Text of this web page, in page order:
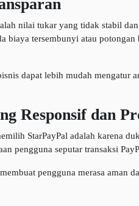
nilai tukar yang tidak stabil
biaya tersembunyi atau
dapat lebih mudah
Responsif dan
StarPayPal adalah karena
pengguna seputar transaksi
pengguna merasa aman